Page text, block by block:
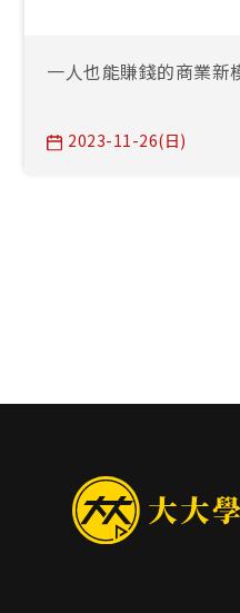
一人也能賺錢的商業新
2023-11-26(日)